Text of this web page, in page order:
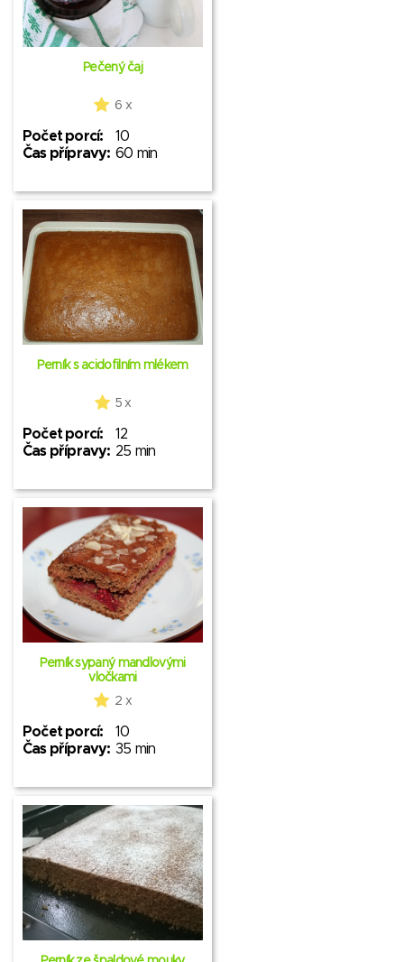
Pečený čaj
6 x
Počet porcí:
10
Čas přípravy: 60 min
Perník s acidofilním mlékem
5 x
Počet porcí:
12
Čas přípravy: 25 min
Perník sypaný mandlovými
vločkami
2 x
Počet porcí:
10
Čas přípravy: 35 min